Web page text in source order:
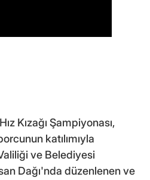
Kızağı Şampiyonası,
katılımıyla
ve Belediyesi
Dağı'nda düzenlenen ve